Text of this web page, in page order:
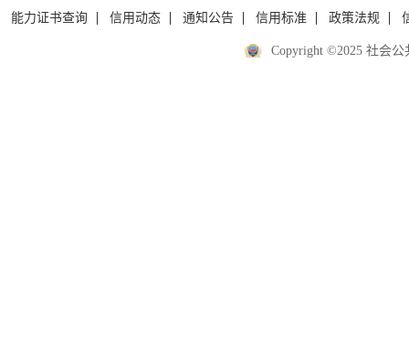
能力证书查询 信用动态 通知公告 信用标准 政策法规
Copyright ©2025 社会